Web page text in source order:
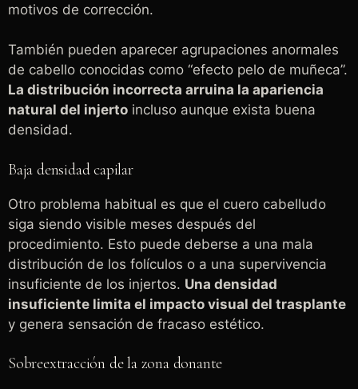
motivos de corrección.
También pueden aparecer agrupaciones anormales
de cabello conocidas como “efecto pelo de muñeca”.
La distribución incorrecta arruina la apariencia
natural del injerto incluso aunque exista buena
densidad.
Baja densidad capilar
Otro problema habitual es que el cuero cabelludo
siga siendo visible meses después del
procedimiento. Esto puede deberse a una mala
distribución de los folículos o a una supervivencia
insuficiente de los injertos. Una densidad
insuficiente limita el impacto visual del trasplante
y genera sensación de fracaso estético.
Sobreextracción de la zona donante